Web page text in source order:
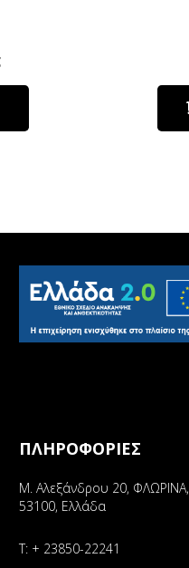
ΠΛΗΡΟΦΟΡΙΕΣ
Μ. Αλεξάνδρου 20, ΦΛΩΡΙΝΑ,
53100, Ελλάδα
Τ: + 23850-22241